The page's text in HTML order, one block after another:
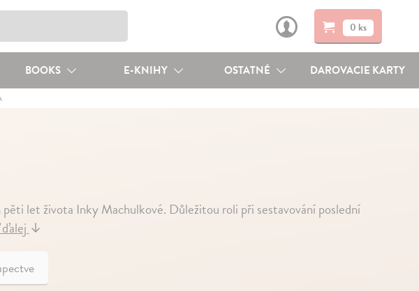
0 ks
BOOKS E-KNIHY OSTATNÉ DAROVACIE KARTY
pěti let života Inky Machulkové. Důležitou roli při sestavování poslední
↓